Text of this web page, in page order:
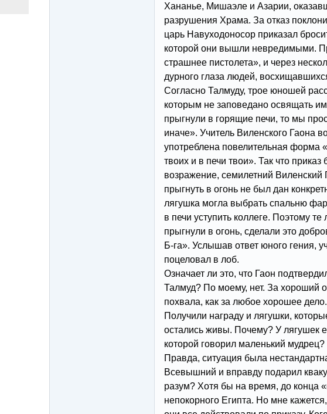
Хананье, Мишаэле и Азарии,
разрушения Храма. За отказ
царь Навуходоносор приказал
которой они вышли невредимыми.
страшнее пистолета», и через
дурного глаза людей,
Согласно Талмуду, трое юношей
которым не заповедано освящать
прыгнули в горящие печи, то мы
иначе». Учитель Виленского Гаона
употреблена повелительная форма
твоих и в печи твои». Так что
возражение, семилетний Виленский
прыгнуть в огонь не был дан
лягушка могла выбрать спальню
в печи уступить коллеге. Поэтому
прыгнули в огонь, сделали это
Б-га». Услышав ответ юного гения,
поцеловал в лоб.
Означает ли это, что Гаон
Талмуд? По моему, нет. За хороший
похвала, как за любое хорошее
Получили награду и лягушки,
остались живы. Почему? У лягушек
которой говорил маленький
Правда, ситуация была
Всевышний и вправду подарил
разум? Хотя бы на время, до конца
непокорного Египта. Но мне